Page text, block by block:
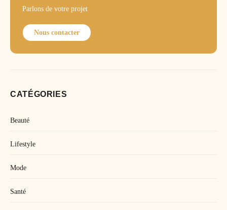
Parlons de votre projet
Nous contacter
CATÉGORIES
Beauté
Lifestyle
Mode
Santé